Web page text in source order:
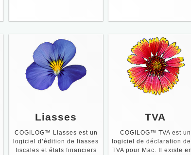
Liasses
COGILOG™ Liasses est un
logiciel d’édition de liasses
fiscales et états financiers
TVA
COGILOG™ TVA est un
logiciel de déclaration
TVA pour Mac. Il existe